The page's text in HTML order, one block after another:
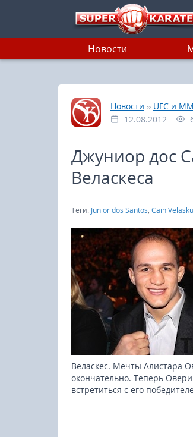
Новости
Главная
»
Новости » UFC и
12.08.2012
Джуниор дос
Веласкеса
Теги: Junior dos Santos, Cain
Веласкес. Мечты Алистара
окончательно. Теперь
встретиться с его